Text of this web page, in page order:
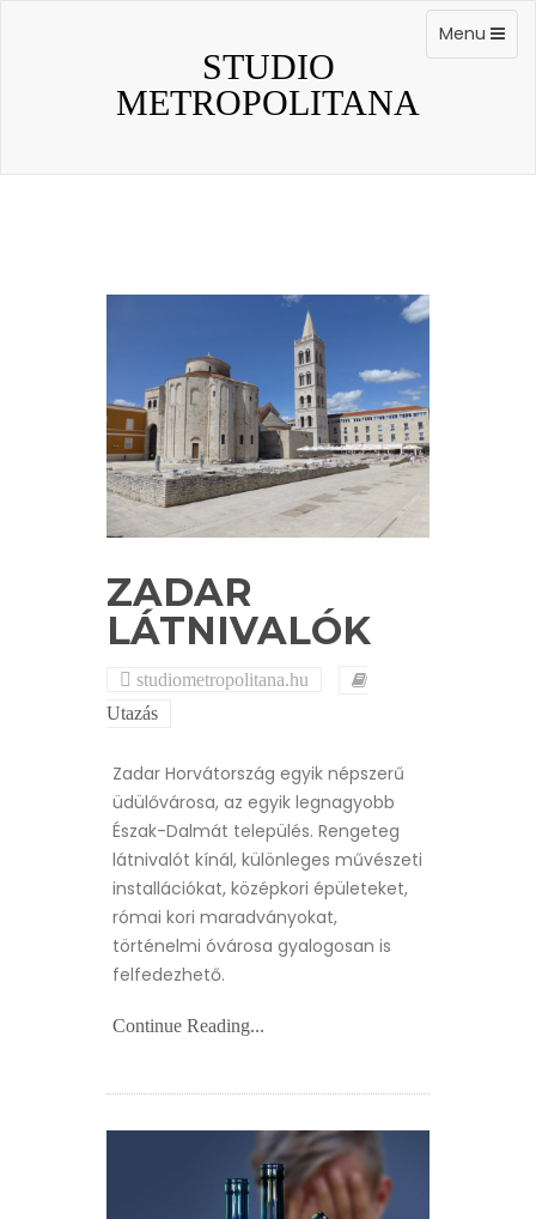
STUDIO
METROPOLITANA
Toggle
navigation
Menu
ZADAR
LÁTNIVALÓK
studiometropolitana.hu
Utazás
Zadar Horvátország egyik népszerű
üdülővárosa, az egyik legnagyobb
Észak-Dalmát település. Rengeteg
látnivalót kínál, különleges művészeti
installációkat, középkori épületeket,
római kori maradványokat,
történelmi óvárosa gyalogosan is
felfedezhető.
Continue Reading...